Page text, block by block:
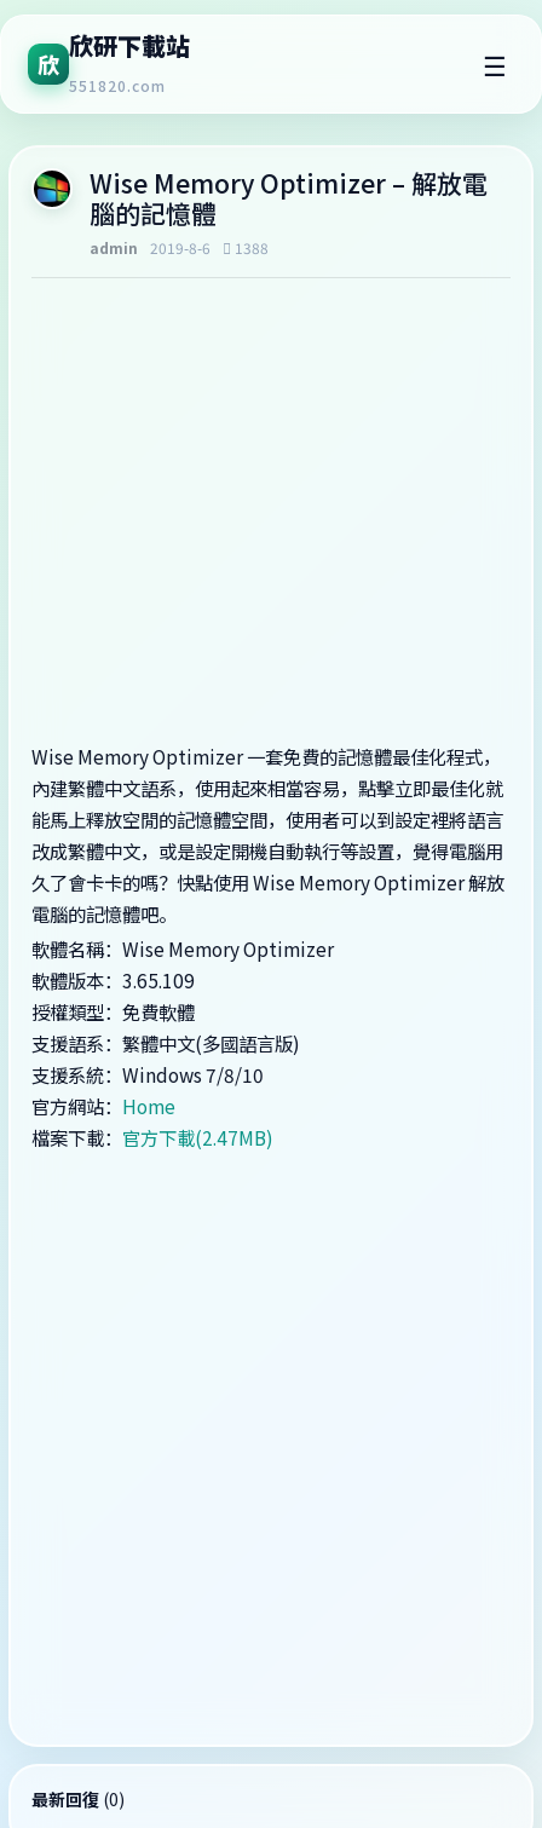
欣
欣研下載站
551820.com
☰
Wise Memory Optimizer – 解放電
腦的記憶體
admin 2019-8-6 1388
Wise Memory Optimizer 一套免費的記憶體最佳化程式，
內建繁體中文語系，使用起來相當容易，點擊立即最佳化就
能馬上釋放空閒的記憶體空間，使用者可以到設定裡將語言
改成繁體中文，或是設定開機自動執行等設置，覺得電腦用
久了會卡卡的嗎？快點使用 Wise Memory Optimizer 解放
電腦的記憶體吧。
軟體名稱：Wise Memory Optimizer
軟體版本：3.65.109
授權類型：免費軟體
支援語系：繁體中文(多國語言版)
支援系統：Windows 7/8/10
官方網站： Home
檔案下載： 官方下載(2.47MB)
最新回復 (0)